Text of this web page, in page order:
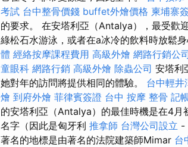
考試 台中整骨價錢 buffet外燴價格 柬埔寨
的要求。 在安塔利亞（Antalya），最受歡
綠松石水游泳，或者在a冰冷的飲料時放鬆身
體 經絡按摩課程費用 高級外燴 網路行銷公
童眼科 網路行銷 高級外燴 除蟲公司 安塔利
她對年的訪問將提供相同的體驗。 台中輕井
燴 到府外燴 菲律賓簽證 台中 按摩 整骨 記
的安塔利亞（Antalya）的最佳時機是在4
名字（因此是匈牙利 推拿師 台灣公司設立 -
著名的地標是由著名的法院建築師Mimar 台